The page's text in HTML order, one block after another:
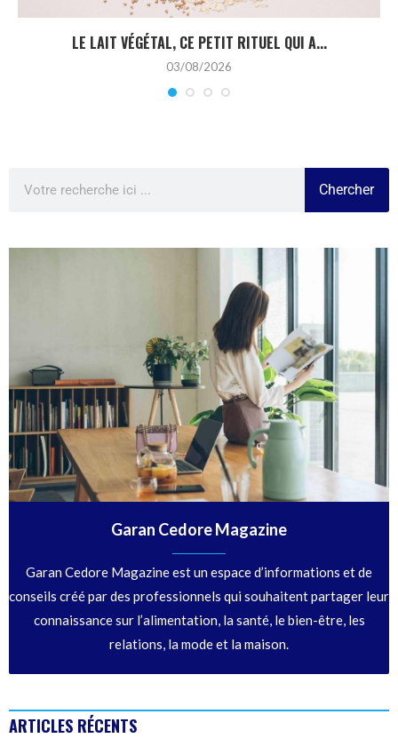
LE LAIT VÉGÉTAL, CE PETIT RITUEL QUI A...
03/08/2026
Chercher
Garan Cedore Magazine
Garan Cedore Magazine est un espace d’informations et de
conseils créé par des professionnels qui souhaitent partager leur
connaissance sur l’alimentation, la santé, le bien-être, les
relations, la mode et la maison.
ARTICLES RÉCENTS